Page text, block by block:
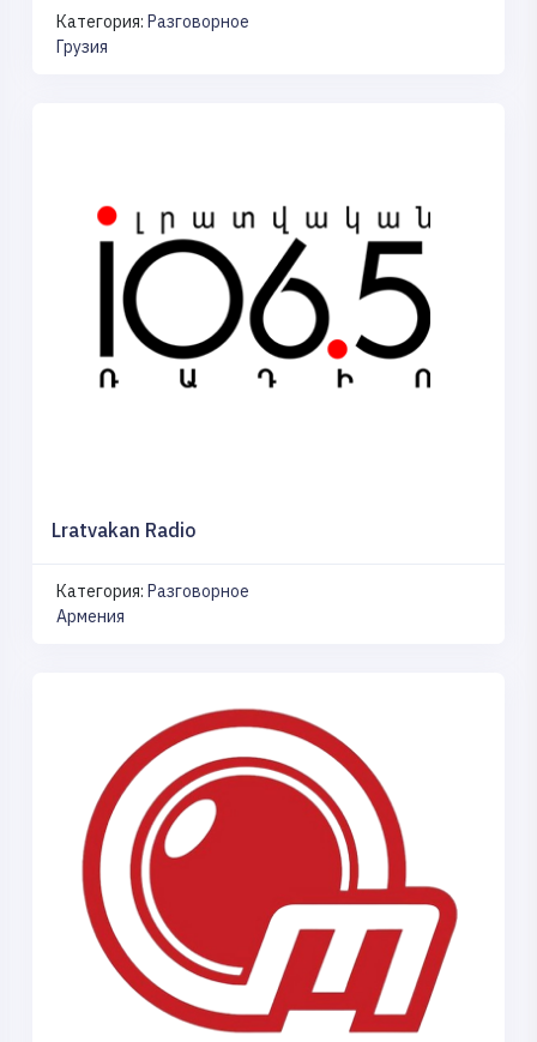
Категория: Разговорное
Грузия
Lratvakan Radio
Категория: Разговорное
Армения